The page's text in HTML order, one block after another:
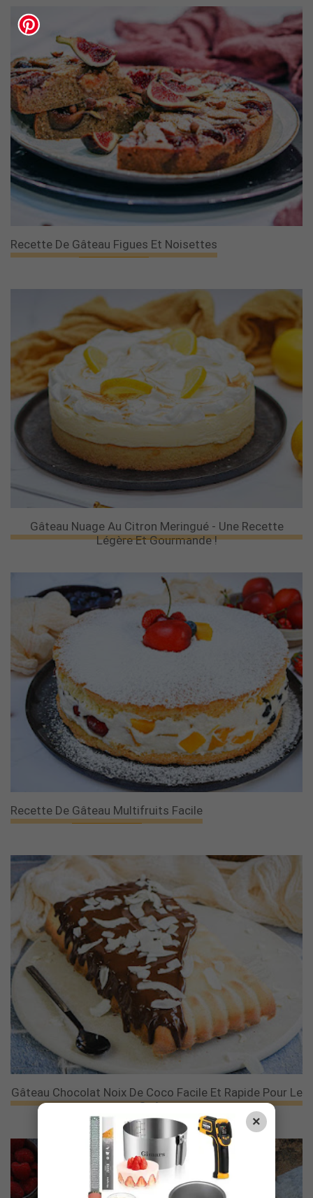
Recette De Gâteau Figues Et Noisettes
Gâteau Nuage Au Citron Meringué - Une Recette
Légère Et Gourmande !
Recette De Gâteau Multifruits Facile
Gâteau Chocolat Noix De Coco Facile Et Rapide Pour Le
Goûter
×